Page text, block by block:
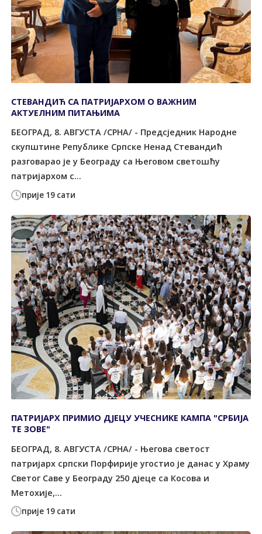
прије 19 сати
СТЕВАНДИЋ СА ПАТРИЈАРХОМ О ВАЖНИМ
АКТУЕЛНИМ ПИТАЊИМА
БЕОГРАД, 8. АВГУСТА /СРНА/ - Предсједник Народне
скупштине Републике Српске Ненад Стевандић
разговарао је у Београду са Његовом светошћу
патријархом с...
прије 19 сати
ПАТРИЈАРХ ПРИМИО ДЈЕЦУ УЧЕСНИКЕ КАМПА "СРБИЈА
ТЕ ЗОВЕ"
БЕОГРАД, 8. АВГУСТА /СРНА/ - Његова светост
патријарх српски Порфирије угостио је данас у Храму
Светог Саве у Београду 250 дјеце са Косова и
Метохије,...